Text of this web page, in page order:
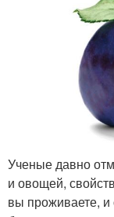
Ученые давно
и овощей,
вы проживаете, и